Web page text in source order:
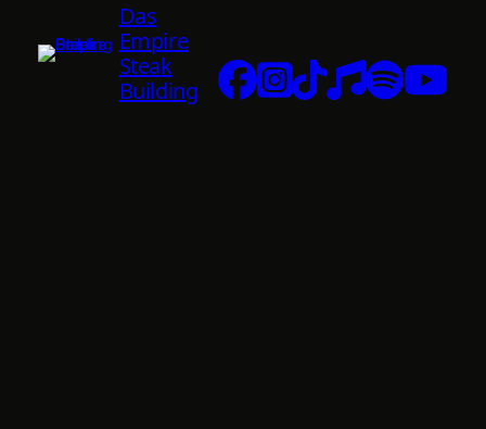
Das
Empire
Steak
Building